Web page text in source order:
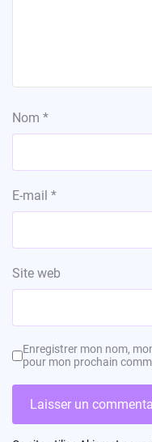
Nom *
E-mail *
Site web
Enregistrer mon nom,
pour mon prochain